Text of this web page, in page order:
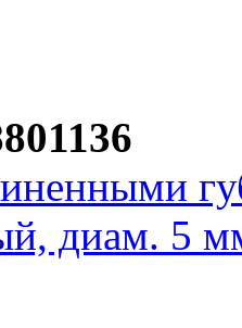
диам. 5